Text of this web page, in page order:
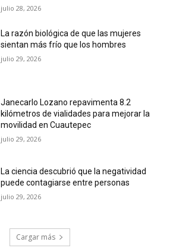
julio 28, 2026
La razón biológica de que las mujeres
sientan más frío que los hombres
julio 29, 2026
Janecarlo Lozano repavimenta 8.2
kilómetros de vialidades para mejorar la
movilidad en Cuautepec
julio 29, 2026
La ciencia descubrió que la negatividad
puede contagiarse entre personas
julio 29, 2026
Cargar más